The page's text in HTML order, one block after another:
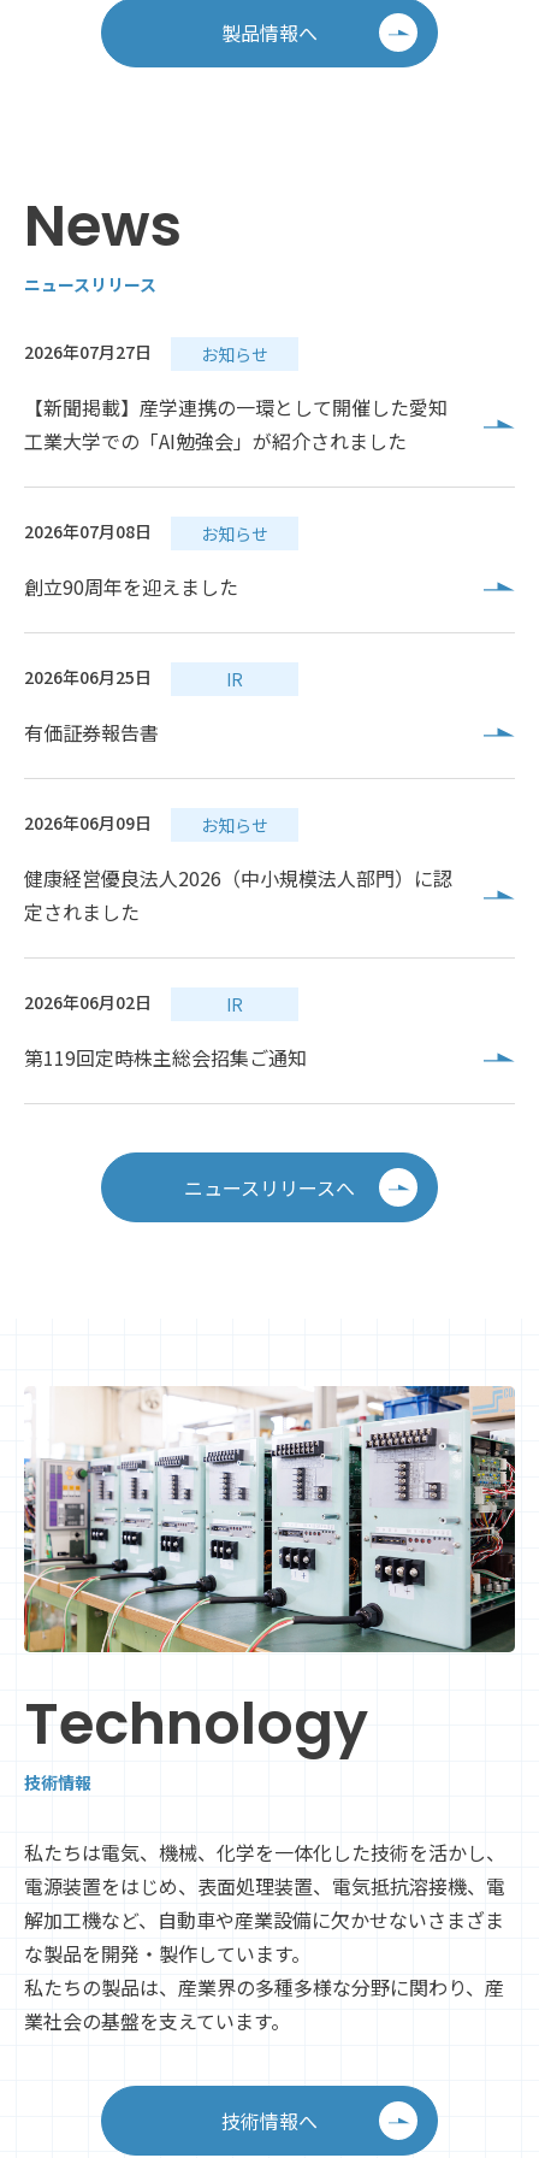
製品情報へ
News
ニュースリリース
2026年07月27日 お知らせ
【新聞掲載】産学連携の一環として開催した愛知
工業大学での「AI勉強会」が紹介されました
2026年07月08日 お知らせ
創立90周年を迎えました
2026年06月25日 IR
有価証券報告書
2026年06月09日 お知らせ
健康経営優良法人2026（中小規模法人部門）に認
定されました
2026年06月02日 IR
第119回定時株主総会招集ご通知
ニュースリリースへ
Technology
技術情報
私たちは電気、機械、化学を一体化した技術を活かし、
電源装置をはじめ、表面処理装置、電気抵抗溶接機、電
解加工機など、自動車や産業設備に欠かせないさまざま
な製品を開発・製作しています。
私たちの製品は、産業界の多種多様な分野に関わり、産
業社会の基盤を支えています。
技術情報へ